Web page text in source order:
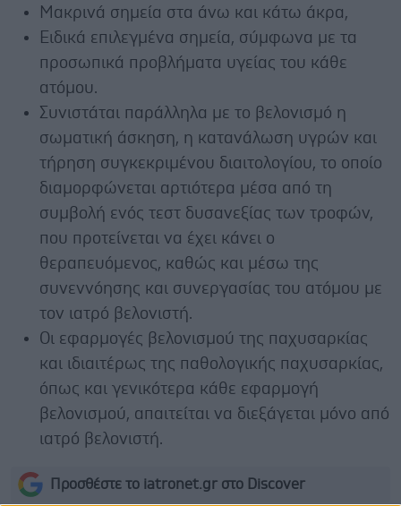
Μακρινά σημεία στα άνω και κάτω άκρα,
Ειδικά επιλεγμένα σημεία, σύμφωνα με τα
προσωπικά προβλήματα υγείας του κάθε
ατόμου.
Συνιστάται παράλληλα με το βελονισμό η
σωματική άσκηση, η κατανάλωση υγρών και
τήρηση συγκεκριμένου διαιτολογίου, το οποίο
διαμορφώνεται αρτιότερα μέσα από τη
συμβολή ενός τεστ δυσανεξίας των τροφών,
που προτείνεται να έχει κάνει ο
θεραπευόμενος, καθώς και μέσω της
συνεννόησης και συνεργασίας του ατόμου με
τον ιατρό βελονιστή.
Οι εφαρμογές βελονισμού της παχυσαρκίας
και ιδιαιτέρως της παθολογικής παχυσαρκίας,
όπως και γενικότερα κάθε εφαρμογή
βελονισμού, απαιτείται να διεξάγεται μόνο από
ιατρό βελονιστή.
Προσθέστε το iatronet.gr στο Discover